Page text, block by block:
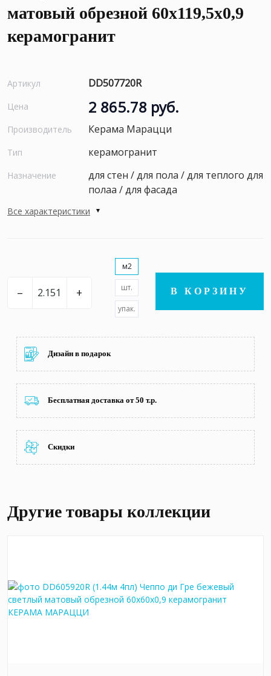
матовый обрезной 60x119,5x0,9
керамогранит
Артикул DD507720R
Цена 2 865.78 руб.
Производитель Керама Марацци
Тип керамогранит
Назначение
для стен / для пола / для теплого для
полаа / для фасада
Все характеристики
– +
м2
шт.
упак.
В КОРЗИНУ
Дизайн в подарок
Бесплатная доставка от 50 т.р.
Скидки
Другие товары коллекции